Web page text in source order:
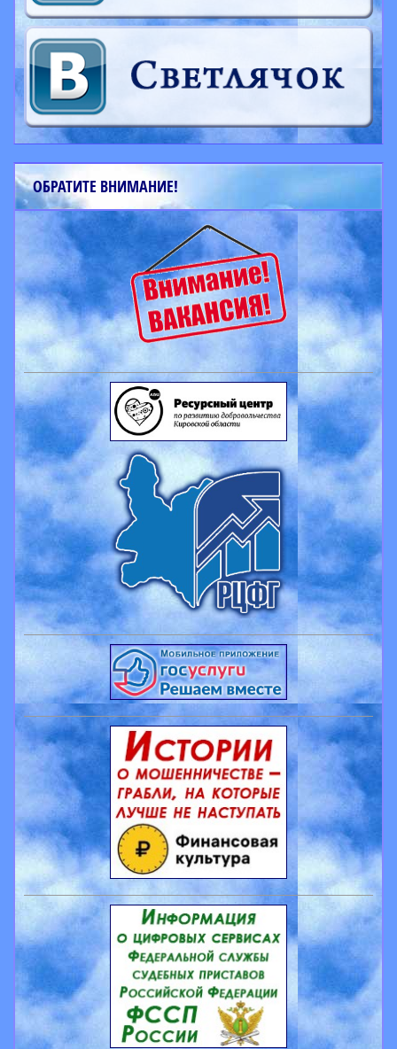
ОБРАТИТЕ ВНИМАНИЕ!